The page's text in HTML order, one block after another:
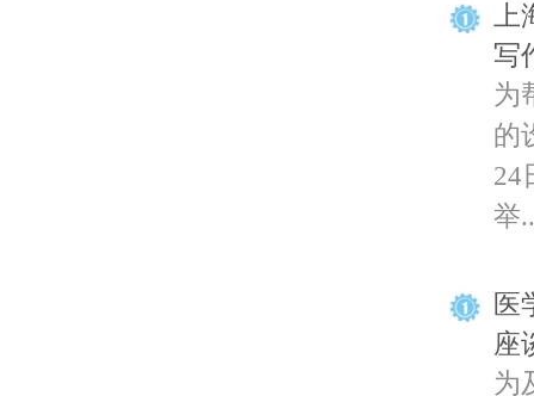
上
写
为
的
24
举
医
座
为